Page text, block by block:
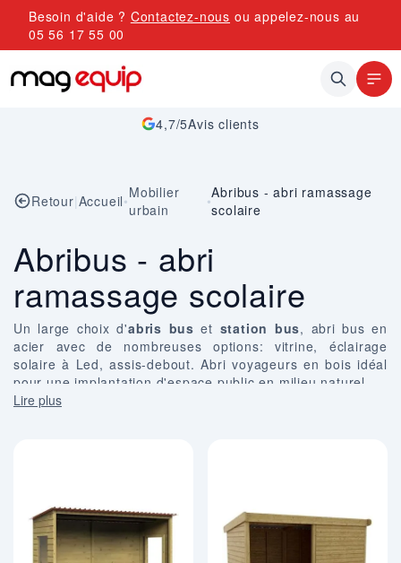
Allez au contenu
Besoin d'aide ? Contactez-nous ou appelez-nous au
05 56 17 55 00
4,7/5Avis clients
Retour|Accueil•Mobilier
urbain
•Abribus - abri ramassage
scolaire
Abribus - abri
ramassage scolaire
Un large choix d'abris bus et station bus, abri bus en
acier avec de nombreuses options: vitrine, éclairage
solaire à Led, assis-debout.Abri voyageurs en bois idéal
pour une implantation d'espace public en milieu naturel.
Protéger les usagers des transports en commun
Lire plus